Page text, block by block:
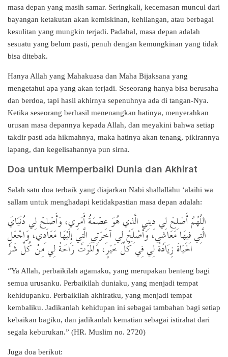
masa depan yang masih samar. Seringkali, kecemasan muncul dari
bayangan ketakutan akan kemiskinan, kehilangan, atau berbagai
kesulitan yang mungkin terjadi. Padahal, masa depan adalah
sesuatu yang belum pasti, penuh dengan kemungkinan yang tidak
bisa ditebak.
Hanya Allah yang Mahakuasa dan Maha Bijaksana yang
mengetahui apa yang akan terjadi. Seseorang hanya bisa berusaha
dan berdoa, tapi hasil akhirnya sepenuhnya ada di tangan-Nya.
Ketika seseorang berhasil menenangkan hatinya, menyerahkan
urusan masa depannya kepada Allah, dan meyakini bahwa setiap
takdir pasti ada hikmahnya, maka hatinya akan tenang, pikirannya
lapang, dan kegelisahannya pun sirna.
Doa untuk Memperbaiki Dunia dan Akhirat
Salah satu doa terbaik yang diajarkan Nabi shallallāhu ‘alaihi wa
sallam untuk menghadapi ketidakpastian masa depan adalah:
اللَّهُمَّ أَصْلِحْ لِي دِينِي الَّذِي هُوَ عِصْمَةُ أَمْرِي، وَأَصْلِحْ لِي دُنْيَايَ
الَّتِي فِيهَا مَعَاشِي، وَأَصْلِحْ لِي آخِرَتِي الَّتِي إِلَيْهَا مَعَادِي، وَاجْعَلِ
الحَيَاةَ زِيَادَةً لِي فِي كُلِّ خَيْرٍ، وَالمَوْتَ رَاحَةً لِي مِنْ كُلِّ شَرٍّ
“Ya Allah, perbaikilah agamaku, yang merupakan benteng bagi
semua urusanku. Perbaikilah duniaku, yang menjadi tempat
kehidupanku. Perbaikilah akhiratku, yang menjadi tempat
kembaliku. Jadikanlah kehidupan ini sebagai tambahan bagi setiap
kebaikan bagiku, dan jadikanlah kematian sebagai istirahat dari
segala keburukan.” (HR. Muslim no. 2720)
Juga doa berikut: